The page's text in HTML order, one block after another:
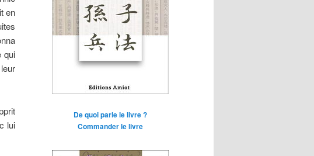
en
qui
lui
De quoi parle le livre ?
Commander le livre